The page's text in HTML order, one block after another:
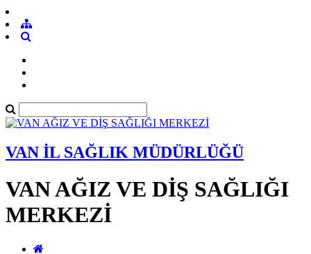
VAN İL SAĞLIK MÜDÜRLÜĞÜ
VAN AĞIZ VE DİŞ SAĞLIĞI
MERKEZİ